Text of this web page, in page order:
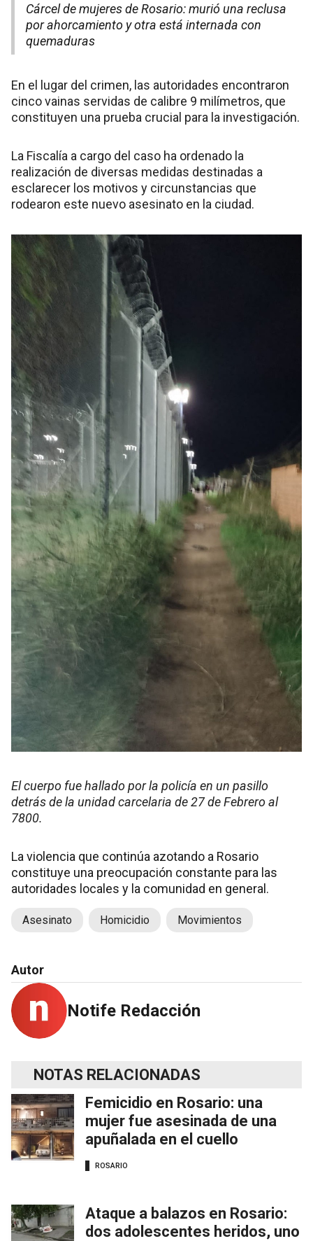
Cárcel de mujeres de Rosario: murió una reclusa
por ahorcamiento y otra está internada con
quemaduras
En el lugar del crimen, las autoridades encontraron
cinco vainas servidas de calibre 9 milímetros, que
constituyen una prueba crucial para la investigación.
La Fiscalía a cargo del caso ha ordenado la
realización de diversas medidas destinadas a
esclarecer los motivos y circunstancias que
rodearon este nuevo asesinato en la ciudad.
El cuerpo fue hallado por la policía en un pasillo
detrás de la unidad carcelaria de 27 de Febrero al
7800.
La violencia que continúa azotando a Rosario
constituye una preocupación constante para las
autoridades locales y la comunidad en general.
Asesinato Homicidio Movimientos
Autor
Notife Redacción
NOTAS RELACIONADAS
Femicidio en Rosario: una
mujer fue asesinada de una
apuñalada en el cuello
ROSARIO
Ataque a balazos en Rosario:
dos adolescentes heridos, uno